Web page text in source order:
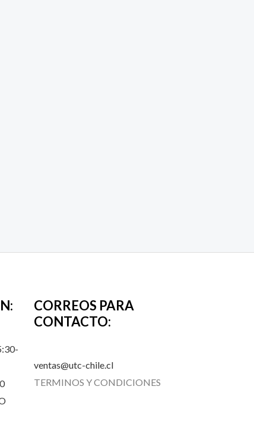
CORREOS PARA
CONTACTO:
ventas@utc-chile.cl
TERMINOS Y CONDICIONES